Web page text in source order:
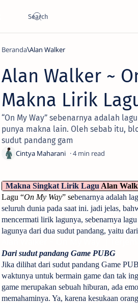
Beranda Alan Walker
Alan Walker ~
Makna Lirik
“On My Way” sebenarnya adalah
punya makna lain. Oleh sebab itu,
sudut pandang gam
4
Makna Singkat Lirik Lagu Alan
Lagu “On My Way” sebenarnya adalah
seluruh dunia pada saat ini. jadi jelas,
mencermati lirik lagunya, sebenarnya
lagunya dari dua sudut pandang, yaitu
Dari sudut pandang Game PUBG
Jika dilihat dari sudut pandang Game
waktunya untuk bermain game dan tak
game merupakan sebuah hiburan, ada
memahaminya. Ya, karena kesukaan